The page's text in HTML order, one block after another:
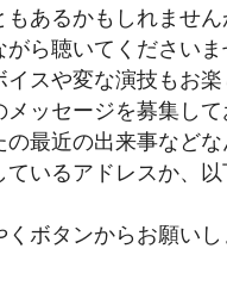
あるかもしれませ
ら聴いてくださいま
スや変な演技もお
ッセージを募集し
最近の出来事など
いるアドレスか、
ボタンからお願い